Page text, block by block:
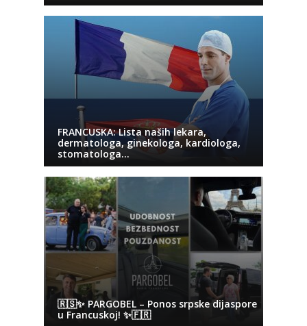
FRANCUSKA: Lista naših lekara,
dermatologa, ginekologa, kardiologa,
stomatologa…
🇷🇸✨ PARGOBEL – Ponos srpske dijaspore
u Francuskoj! ✨🇫🇷